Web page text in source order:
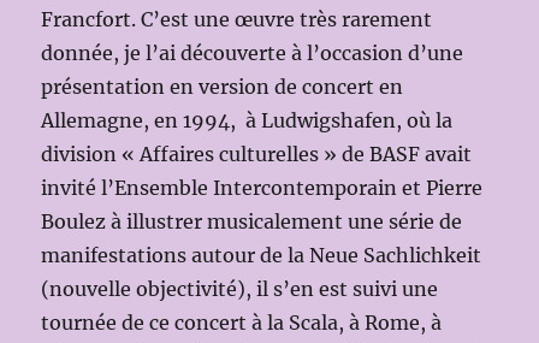
Francfort. C’est une œuvre très rarement
donnée, je l’ai découverte à l’occasion d’une
présentation en version de concert en
Allemagne, en 1994, à Ludwigshafen, où la
division « Affaires culturelles » de BASF avait
invité l’Ensemble Intercontemporain et Pierre
Boulez à illustrer musicalement une série de
manifestations autour de la Neue Sachlichkeit
(nouvelle objectivité), il s’en est suivi une
tournée de ce concert à la Scala, à Rome, à